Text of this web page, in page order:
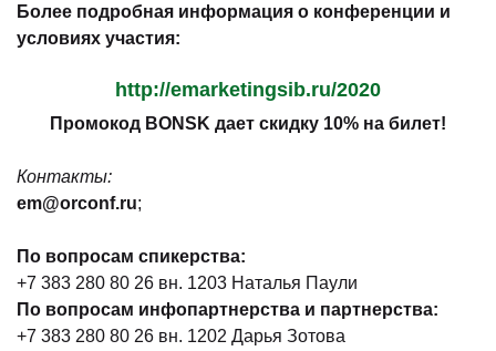
Более подробная информация о конференции и
условиях участия:
http://emarketingsib.ru/2020
Промокод BONSK дает скидку 10% на билет!
Контакты:
em@orconf.ru;
По вопросам спикерства:
+7 383 280 80 26 вн. 1203 Наталья Паули
По вопросам инфопартнерства и партнерства:
+7 383 280 80 26 вн. 1202 Дарья Зотова